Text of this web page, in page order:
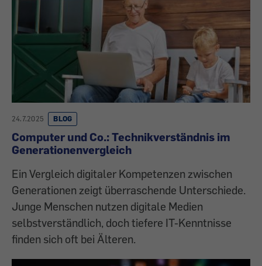
24.7.2025 BLOG
Computer und Co.: Technikverständnis im
Generationenvergleich
Ein Vergleich digitaler Kompetenzen zwischen
Generationen zeigt überraschende Unterschiede.
Junge Menschen nutzen digitale Medien
selbstverständlich, doch tiefere IT-Kenntnisse
finden sich oft bei Älteren.